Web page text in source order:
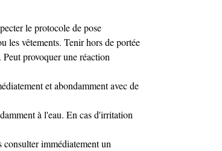
le protocole de pose
les vêtements. Tenir hors de portée
provoquer une réaction
et abondamment avec de
à l'eau. En cas d'irritation
consulter immédiatement un